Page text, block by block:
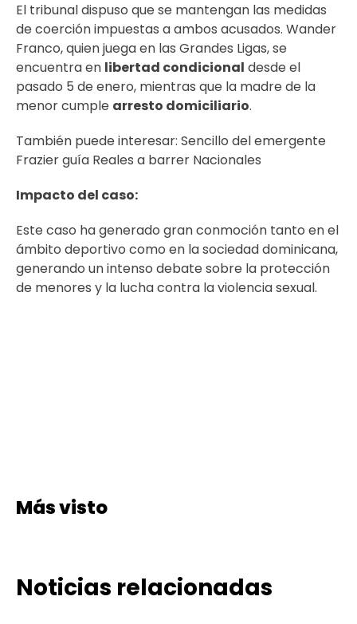
El tribunal dispuso que se mantengan las medidas
de coerción impuestas a ambos acusados. Wander
Franco, quien juega en las Grandes Ligas, se
encuentra en libertad condicional desde el
pasado 5 de enero, mientras que la madre de la
menor cumple arresto domiciliario.
También puede interesar: Sencillo del emergente
Frazier guía Reales a barrer Nacionales
Impacto del caso:
Este caso ha generado gran conmoción tanto en el
ámbito deportivo como en la sociedad dominicana,
generando un intenso debate sobre la protección
de menores y la lucha contra la violencia sexual.
Más visto
Noticias relacionadas